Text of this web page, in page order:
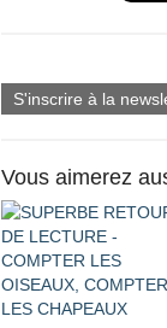
S'inscrire à la
Vous aimerez